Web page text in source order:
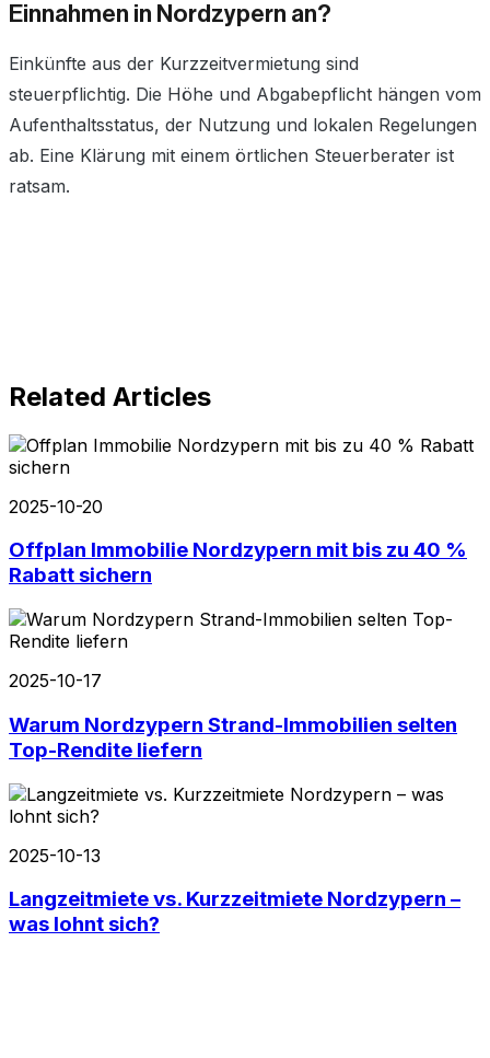
Einnahmen in Nordzypern an?
Einkünfte aus der Kurzzeitvermietung sind
steuerpflichtig. Die Höhe und Abgabepflicht hängen vom
Aufenthaltsstatus, der Nutzung und lokalen Regelungen
ab. Eine Klärung mit einem örtlichen Steuerberater ist
ratsam.
Related Articles
2025-10-20
Offplan Immobilie Nordzypern mit bis zu 40 %
Rabatt sichern
2025-10-17
Warum Nordzypern Strand-Immobilien selten
Top-Rendite liefern
2025-10-13
Langzeitmiete vs. Kurzzeitmiete Nordzypern –
was lohnt sich?